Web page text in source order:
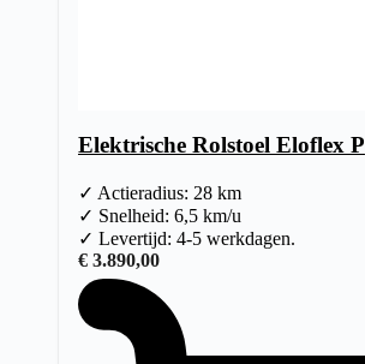
Elektrische Rolstoel Eloflex P
✓ Actieradius: 28 km
✓ Snelheid: 6,5 km/u
✓ Levertijd: 4-5 werkdagen.
€ 3.890,00